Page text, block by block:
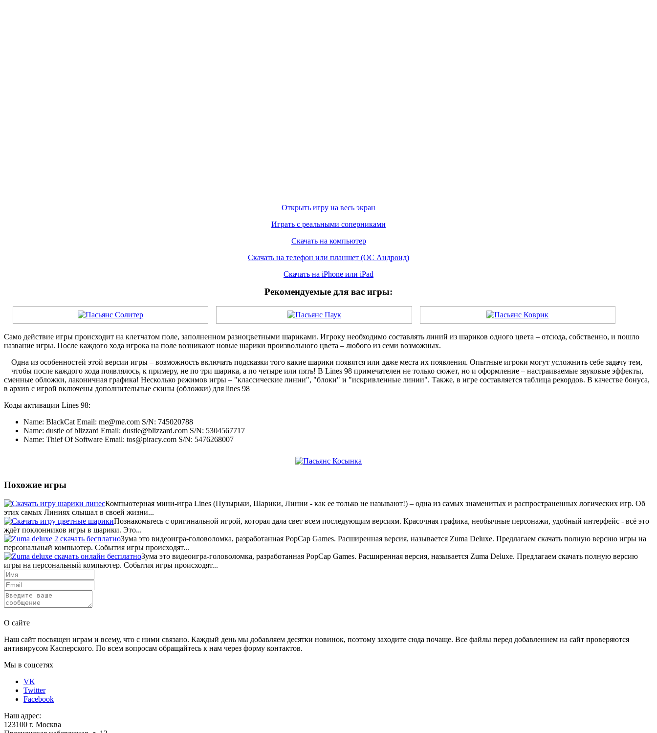
Открыть игру на весь экран
Играть с реальными соперниками
Скачать на компьютер
Скачать на телефон или планшет (ОС Андроид)
Скачать на iPhone или iPad
Рекомендуемые для вас игры:
Само действие игры происходит на клетчатом поле, заполненном разноцветными шариками. Игроку необходимо составлять линий из шариков одного цвета – отсюда, собственно, и пошло
название игры. После каждого хода игрока на поле возникают новые шарики произвольного цвета – любого из семи возможных.
Одна из особенностей этой версии игры – возможность включать подсказки того какие шарики появятся или даже места их появления. Опытные игроки могут усложнить себе задачу тем,
чтобы после каждого хода появлялось, к примеру, не по три шарика, а по четыре или пять! В Lines 98 примечателен не только сюжет, но и оформление – настраиваемые звуковые эффекты,
сменные обложки, лаконичная графика! Несколько режимов игры – "классические линии", "блоки" и "искривленные линии". Также, в игре составляется таблица рекордов. В качестве бонуса,
в архив с игрой включены дополнительные скины (обложки) для lines 98
Коды активации Lines 98:
Name: BlackCat Email: me@me.com S/N: 745020788
Name: dustie of blizzard Email: dustie@blizzard.com S/N: 5304567717
Name: Thief Of Software Email: tos@piracy.com S/N: 5476268007
Похожие игры
Компьютерная мини-игра Lines (Пузырьки, Шарики, Линии - как ее только не называют!) – одна из самых знаменитых и распространенных логических игр. Об
этих самых Линиях слышал в своей жизни...
Познакомьтесь с оригинальной игрой, которая дала свет всем последующим версиям. Красочная графика, необычные персонажи, удобный интерфейс - всё это
ждёт поклонников игры в шарики. Это...
Зума это видеоигра-головоломка, разработанная PopCap Games. Расширенная версия, называется Zuma Deluxe. Предлагаем скачать полную версию игры на
персональный компьютер. События игры происходят...
Зума это видеоигра-головоломка, разработанная PopCap Games. Расширенная версия, называется Zuma Deluxe. Предлагаем скачать полную версию
игры на персональный компьютер. События игры происходят...
О сайте
Наш сайт посвящен играм и всему, что с ними связано. Каждый день мы добавляем десятки новинок, поэтому заходите сюда почаще. Все файлы перед добавлением на сайт проверяются
антивирусом Касперского. По всем вопросам обращайтесь к нам через форму контактов.
Мы в соцсетях
VK
Twitter
Facebook
Наш адрес:
123100 г. Москва